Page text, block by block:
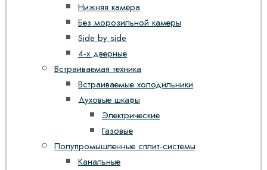
Нижняя камера
Без морозильной камеры
Side by side
4-х дверные
Встраиваемая техника
Встраиваемые холодильники
Духовые шкафы
Электрические
Газовые
Полупромышленные сплит-системы
Канальные